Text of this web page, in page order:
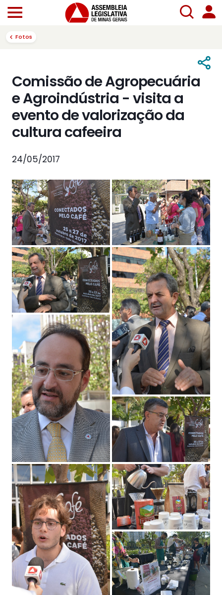
Fotos
Comissão de Agropecuária
e Agroindústria - visita a
evento de valorização da
cultura cafeeira
24/05/2017